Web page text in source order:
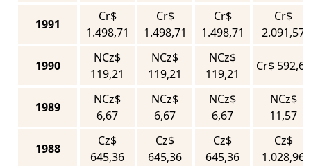
1991
Cr$
1.498,71
Cr$
1.498,71
Cr$
1.498,71
Cr$
2.091,57
1990
NCz$
119,21
NCz$
119,21
NCz$
119,21
Cr$ 592,67
1989
NCz$
6,67
NCz$
6,67
NCz$
6,67
NCz$
11,57
1988
Cz$
645,36
Cz$
645,36
Cz$
645,36
Cz$
1.028,96